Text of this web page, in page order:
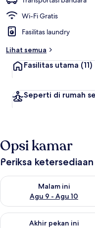
Wi-Fi Gratis
Fasilitas laundry
Lihat semua
Fasilitas utama (11)
Seperti di rumah
Opsi kamar
Periksa
Malam ini
Agu 9 - Agu 10
Periksa ketersediaan
Akhir pekan ini
Periksa ketersediaan